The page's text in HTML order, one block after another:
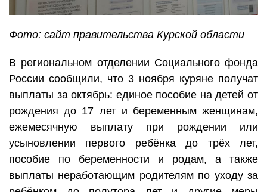
Фото: сайт правительства Курской области
В региональном отделении Социального фонда
России сообщили, что 3 ноября куряне получат
выплаты за октябрь: единое пособие на детей от
рождения до 17 лет и беременным женщинам,
ежемесячную выплату при рождении или
усыновлении первого ребёнка до трёх лет,
пособие по беременности и родам, а также
выплаты неработающим родителям по уходу за